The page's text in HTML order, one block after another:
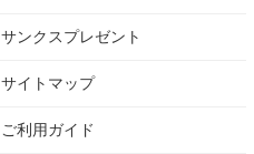
サンクスプレゼント
サイトマップ
ご利用ガイド